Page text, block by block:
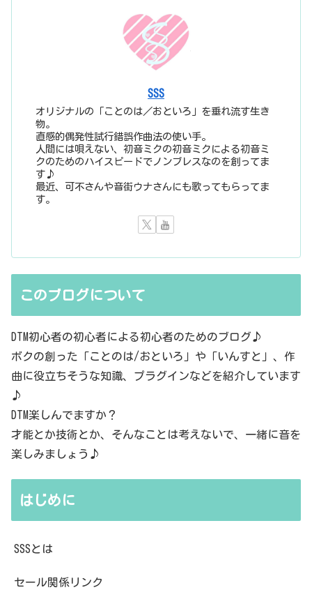
SSS
オリジナルの「ことのは／おといろ」を垂れ流す生き
物。
直感的偶発性試行錯誤作曲法の使い手。
人間には唄えない、初音ミクの初音ミクによる初音ミ
クのためのハイスピードでノンブレスなのを創ってま
す♪
最近、可不さんや音街ウナさんにも歌ってもらってま
す。
このブログについて
DTM初心者の初心者による初心者のためのブログ♪
ボクの創った「ことのは/おといろ」や「いんすと」、作
曲に役立ちそうな知識、プラグインなどを紹介しています
♪
DTM楽しんでますか？
才能とか技術とか、そんなことは考えないで、一緒に音を
楽しみましょう♪
はじめに
SSSとは
セール関係リンク